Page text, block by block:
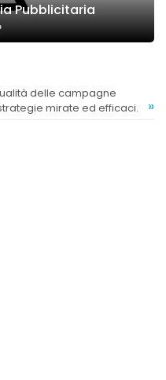
Pubblicitaria
mirate ed efficaci.
»